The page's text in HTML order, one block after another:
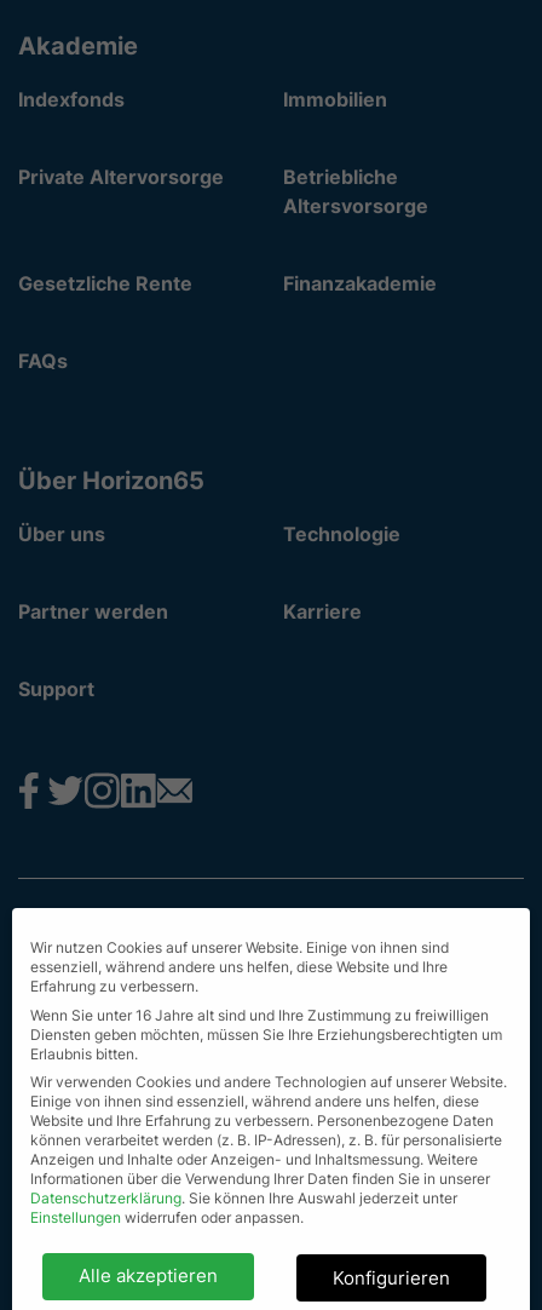
Akademie
Indexfonds Immobilien
Private Altervorsorge
Betriebliche
Altersvorsorge
Gesetzliche Rente Finanzakademie
FAQs
Über Horizon65
Über uns Technologie
Partner werden Karriere
Support
Impressum
Datenschutz
AGB
Erstinformation
Nachhaltigkeit
Seit Sitemap
© Alle Rechte vorbehalten 2023
Wir nutzen Cookies auf unserer Website. Einige von ihnen sind
essenziell, während andere uns helfen, diese Website und Ihre
Erfahrung zu verbessern.
Wenn Sie unter 16 Jahre alt sind und Ihre Zustimmung zu freiwilligen
Diensten geben möchten, müssen Sie Ihre Erziehungsberechtigten um
Erlaubnis bitten.
Wir verwenden Cookies und andere Technologien auf unserer Website.
Einige von ihnen sind essenziell, während andere uns helfen, diese
Website und Ihre Erfahrung zu verbessern. Personenbezogene Daten
können verarbeitet werden (z. B. IP-Adressen), z. B. für personalisierte
Anzeigen und Inhalte oder Anzeigen- und Inhaltsmessung. Weitere
Informationen über die Verwendung Ihrer Daten finden Sie in unserer
Datenschutzerklärung. Sie können Ihre Auswahl jederzeit unter
Einstellungen widerrufen oder anpassen.
Datenschutzeinstellungen
Alle akzeptieren Konfigurieren